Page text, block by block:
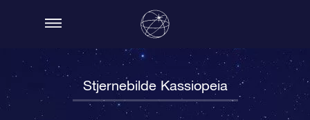
Stjernebilde Kassiopeia